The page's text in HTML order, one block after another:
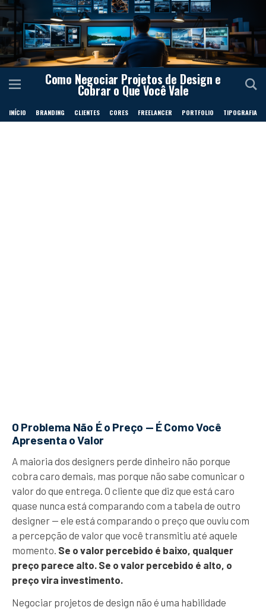
Como Negociar Projetos de Design e
Cobrar o Que Você Vale
INÍCIO BRANDING CLIENTES CORES FREELANCER PORTFOLIO TIPOGRAFIA
O Problema Não É o Preço — É Como Você
Apresenta o Valor
A maioria dos designers perde dinheiro não porque
cobra caro demais, mas porque não sabe comunicar o
valor do que entrega. O cliente que diz que está caro
quase nunca está comparando com a tabela de outro
designer — ele está comparando o preço que ouviu com
a percepção de valor que você transmitiu até aquele
momento. Se o valor percebido é baixo, qualquer
preço parece alto. Se o valor percebido é alto, o
preço vira investimento.
Negociar projetos de design não é uma habilidade